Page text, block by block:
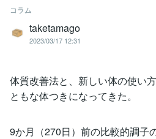
コラム
taketamago
2023/03/17 12:31
体質改善法と、新しい体の使い
ともな体つきになってきた。
9か月（270日）前の比較的調子